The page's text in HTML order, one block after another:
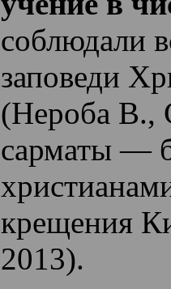
соблюдали
заповеди
(Нероба
сарматы —
крещения
2013).